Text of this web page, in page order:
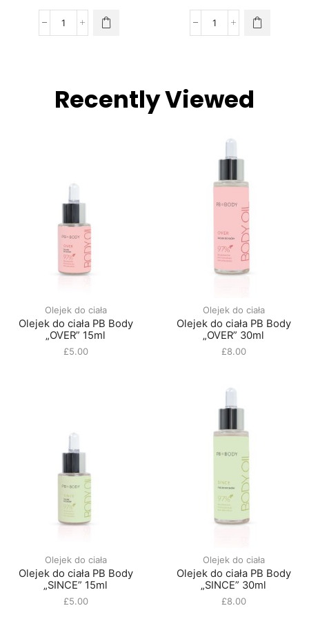
Recently Viewed
Olejek do ciała
Olejek do ciała PB Body
„OVER” 15ml
£5.00
Olejek do ciała
Olejek do ciała PB Body
„OVER” 30ml
£8.00
Olejek do ciała
Olejek do ciała PB Body
„SINCE” 15ml
£5.00
Olejek do ciała
Olejek do ciała PB Body
„SINCE” 30ml
£8.00